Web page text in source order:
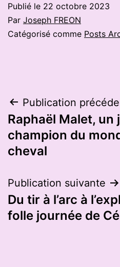
Publié le 22 octobre 2023
Par Joseph FREON
Catégorisé comme Posts
Navigation
de
l’article
Publication
Raphaël Malet,
champion du
cheval
Publication suivante
Du tir à l’arc à
folle journée de